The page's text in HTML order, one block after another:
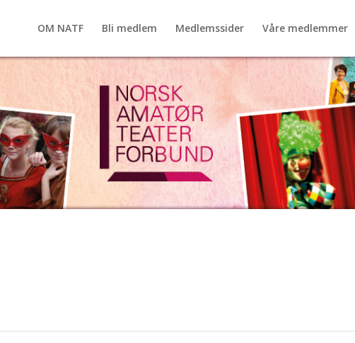
OM NATF Bli medlem Medlemssider Våre medlemmer